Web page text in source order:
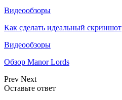
Видеообзоры
Как сделать идеальный скриншот
Видеообзоры
Обзор Manor Lords
Prev Next
Оставьте ответ